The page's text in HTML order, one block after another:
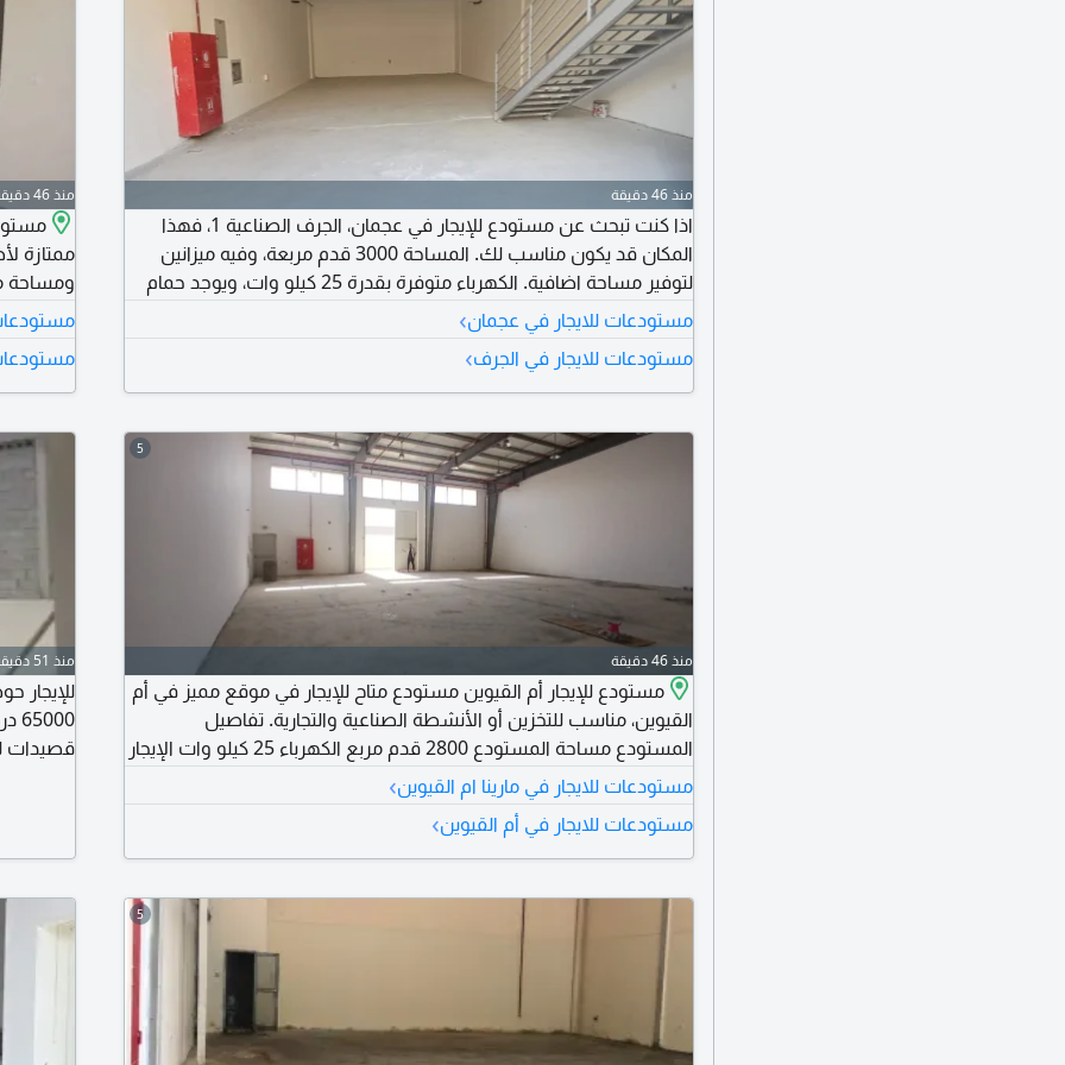
منذ 46 دقيقة
اذا كنت تبحث عن مستودع للإيجار في عجمان، الجرف الصناعية 1، فهذا
المكان قد يكون مناسب لك. المساحة 3000 قدم مربعة، وفيه ميزانين
لتوفير مساحة اضافية. الكهرباء متوفرة بقدرة 25 كيلو وات، ويوجد حمام
ممتازة اذا كنت تحتاج مكان عملي ومرتب
مستودعات للايجار في عجمان›
مستودعات للايجار في الجرف›
منذ 46 دقيقة
ممتازة
ومساحة
مستودع
مستودعات
5
منذ 46 دقيقة
مستودع للإيجار أم القيوين مستودع متاح للإيجار في موقع مميز في أم
القيوين، مناسب للتخزين أو الأنشطة الصناعية والتجارية. تفاصيل
المستودع مساحة المستودع 2800 قدم مربع الكهرباء 25 كيلو وات الإيجار
السنوي 100000 درهم
مستودعات للايجار في مارينا ام القيوين›
مستودعات للايجار في أم القيوين›
منذ 51 دقيقة
قصيدات
5